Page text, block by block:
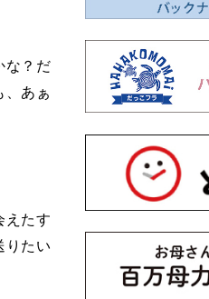
な？だ
、あぁ
えたす
りたい